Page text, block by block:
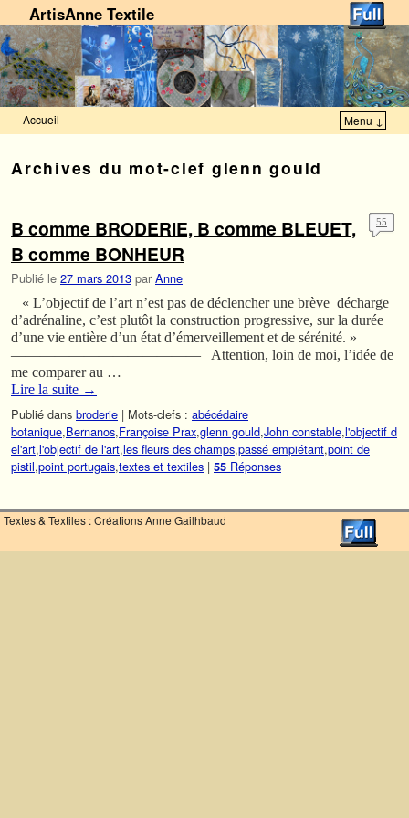
ArtisAnne Textile
Accueil Menu ↓
Archives du mot-clef glenn gould
B comme BRODERIE, B comme BLEUET,
B comme BONHEUR
Publié le 27 mars 2013 par Anne
55
« L’objectif de l’art n’est pas de déclencher une brève décharge
d’adrénaline, c’est plutôt la construction progressive, sur la durée
d’une vie entière d’un état d’émerveillement et de sérénité. »
————————————— Attention, loin de moi, l’idée de
me comparer au …
Lire la suite →
Publié dans broderie | Mots-clefs : abécédaire
botanique,Bernanos,Françoise Prax,glenn gould,John constable,l'objectif d
el'art,l'objectif de l'art,les fleurs des champs,passé empiétant,point de
pistil,point portugais,textes et textiles | 55 Réponses
Textes & Textiles : Créations Anne Gailhbaud